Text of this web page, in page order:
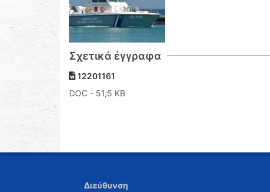
Σχετικά έγγραφα
12201161
DOC - 51,5 KB
Διεύθυνση